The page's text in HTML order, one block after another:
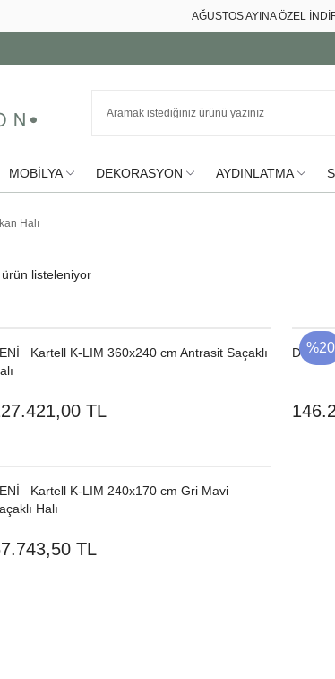
AĞUSTOS AYINA ÖZEL
MOBİLYA DEKORASYON AYDINLATMA
Halı
ürün listeleniyor
Kartell K-LIM 360x240 cm Antrasit Saçaklı
TL
%20
Dış
Kartell K-LIM 240x170 cm Gri Mavi
Halı
TL